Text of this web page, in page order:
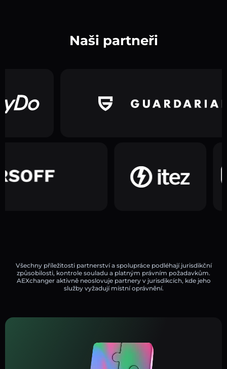
Naši partneři
Všechny příležitosti partnerství a spolupráce podléhají jurisdikční
způsobilosti, kontrole souladu a platným právním požadavkům.
AEXchanger aktivně neoslovuje partnery v jurisdikcích, kde jeho
služby vyžadují místní oprávnění.